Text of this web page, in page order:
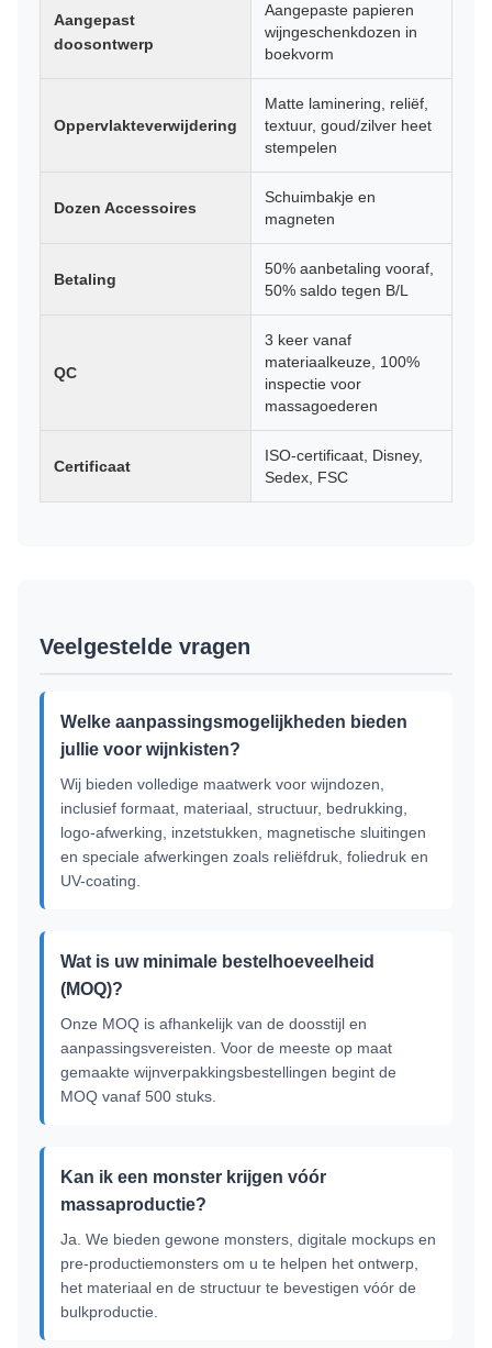
Aangepast
doosontwerp
Aangepaste papieren
wijngeschenkdozen in
boekvorm
Oppervlakteverwijdering
Matte laminering, reliëf,
textuur, goud/zilver heet
stempelen
Dozen Accessoires
Schuimbakje en
magneten
Betaling
50% aanbetaling vooraf,
50% saldo tegen B/L
QC
3 keer vanaf
materiaalkeuze, 100%
inspectie voor
massagoederen
Certificaat
ISO-certificaat, Disney,
Sedex, FSC
Veelgestelde vragen
Welke aanpassingsmogelijkheden bieden
jullie voor wijnkisten?
Wij bieden volledige maatwerk voor wijndozen,
inclusief formaat, materiaal, structuur, bedrukking,
logo-afwerking, inzetstukken, magnetische sluitingen
en speciale afwerkingen zoals reliëfdruk, foliedruk en
UV-coating.
Wat is uw minimale bestelhoeveelheid
(MOQ)?
Onze MOQ is afhankelijk van de doosstijl en
aanpassingsvereisten. Voor de meeste op maat
gemaakte wijnverpakkingsbestellingen begint de
MOQ vanaf 500 stuks.
Kan ik een monster krijgen vóór
massaproductie?
Ja. We bieden gewone monsters, digitale mockups en
pre-productiemonsters om u te helpen het ontwerp,
het materiaal en de structuur te bevestigen vóór de
bulkproductie.